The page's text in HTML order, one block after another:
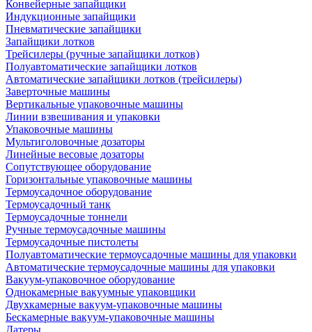
Конвейерные запайщики
Индукционные запайщики
Пневматические запайщики
Запайщики лотков
Трейсилеры (ручные запайщики лотков)
Полуавтоматические запайщики лотков
Автоматические запайщики лотков (трейсилеры)
Заверточные машины
Вертикальные упаковочные машины
Линии взвешивания и упаковки
Упаковочные машины
Мультиголовочные дозаторы
Линейные весовые дозаторы
Сопутствующее оборудование
Горизонтальные упаковочные машины
Термоусадочное оборудование
Термоусадочный танк
Термоусадочные тоннели
Ручные термоусадочные машины
Термоусадочные пистолеты
Полуавтоматические термоусадочные машины для упаковки
Автоматические термоусадочные машины для упаковки
Вакуум-упаковочное оборудование
Однокамерные вакуумные упаковщики
Двухкамерные вакуум-упаковочные машины
Бескамерные вакуум-упаковочные машины
Датеры